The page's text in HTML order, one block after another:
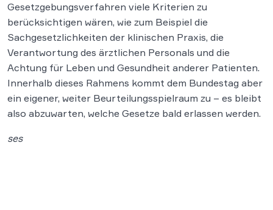
Gesetzgebungsverfahren viele Kriterien zu
berücksichtigen wären, wie zum Beispiel die
Sachgesetzlichkeiten der klinischen Praxis, die
Verantwortung des ärztlichen Personals und die
Achtung für Leben und Gesundheit anderer Patienten.
Innerhalb dieses Rahmens kommt dem Bundestag aber
ein eigener, weiter Beurteilungsspielraum zu – es bleibt
also abzuwarten, welche Gesetze bald erlassen werden.
ses